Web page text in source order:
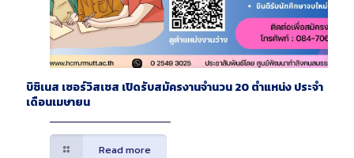
บิชิเนส เซอร์วิสเชส เปิดรับสมัครงานจำนวน 20 ตำแหน่ง ประจำ
เดือนเมษายน
Read more